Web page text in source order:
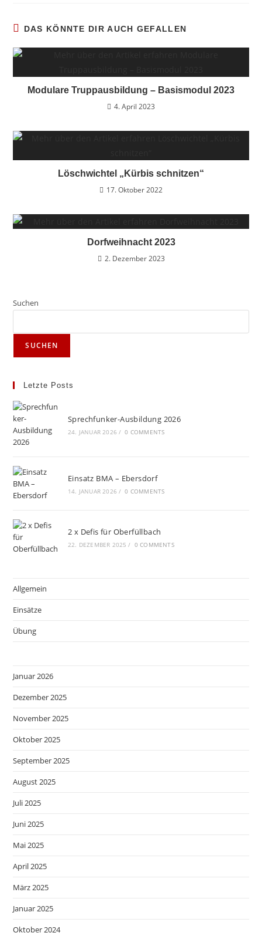
DAS KÖNNTE DIR AUCH GEFALLEN
Modulare Truppausbildung – Basismodul 2023
4. April 2023
Löschwichtel „Kürbis schnitzen“
17. Oktober 2022
Dorfweihnacht 2023
2. Dezember 2023
Suchen
SUCHEN
Letzte Posts
Sprechfunker-Ausbildung 2026
24. JANUAR 2026 / 0 COMMENTS
Einsatz BMA – Ebersdorf
14. JANUAR 2026 / 0 COMMENTS
2 x Defis für Oberfüllbach
22. DEZEMBER 2025 / 0 COMMENTS
Allgemein
Einsätze
Übung
Januar 2026
Dezember 2025
November 2025
Oktober 2025
September 2025
August 2025
Juli 2025
Juni 2025
Mai 2025
April 2025
März 2025
Januar 2025
Oktober 2024